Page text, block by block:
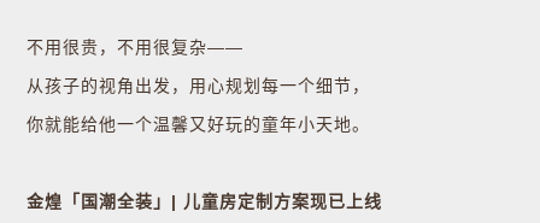
不用很贵，不用很复杂——
从孩子的视角出发，用心规划每一个细节，
你就能给他一个温馨又好玩的童年小天地。
金煌「国潮全装」| 儿童房定制方案现已上线